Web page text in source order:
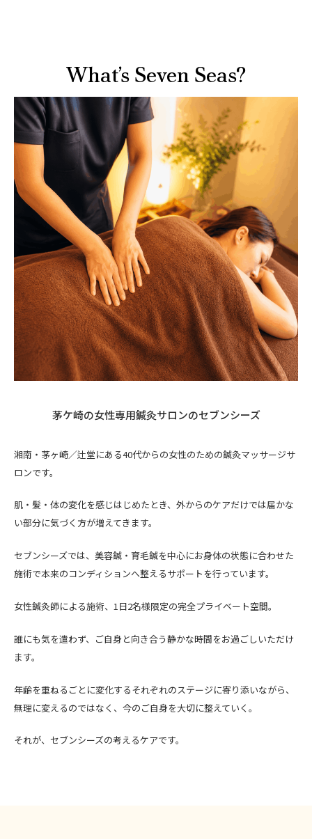
What’s Seven Seas?
茅ケ崎の女性専用鍼灸サロンのセブンシーズ
湘南・茅ヶ崎／辻堂にある40代からの女性のための鍼灸マッサージサ
ロンです。
肌・髪・体の変化を感じはじめたとき、外からのケアだけでは届かな
い部分に気づく方が増えてきます。
セブンシーズでは、美容鍼・育毛鍼を中心にお身体の状態に合わせた
施術で本来のコンディションへ整えるサポートを行っています。
女性鍼灸師による施術、1日2名様限定の完全プライベート空間。
誰にも気を遣わず、ご自身と向き合う静かな時間をお過ごしいただけ
ます。
年齢を重ねるごとに変化するそれぞれのステージに寄り添いながら、
無理に変えるのではなく、今のご自身を大切に整えていく。
それが、セブンシーズの考えるケアです。